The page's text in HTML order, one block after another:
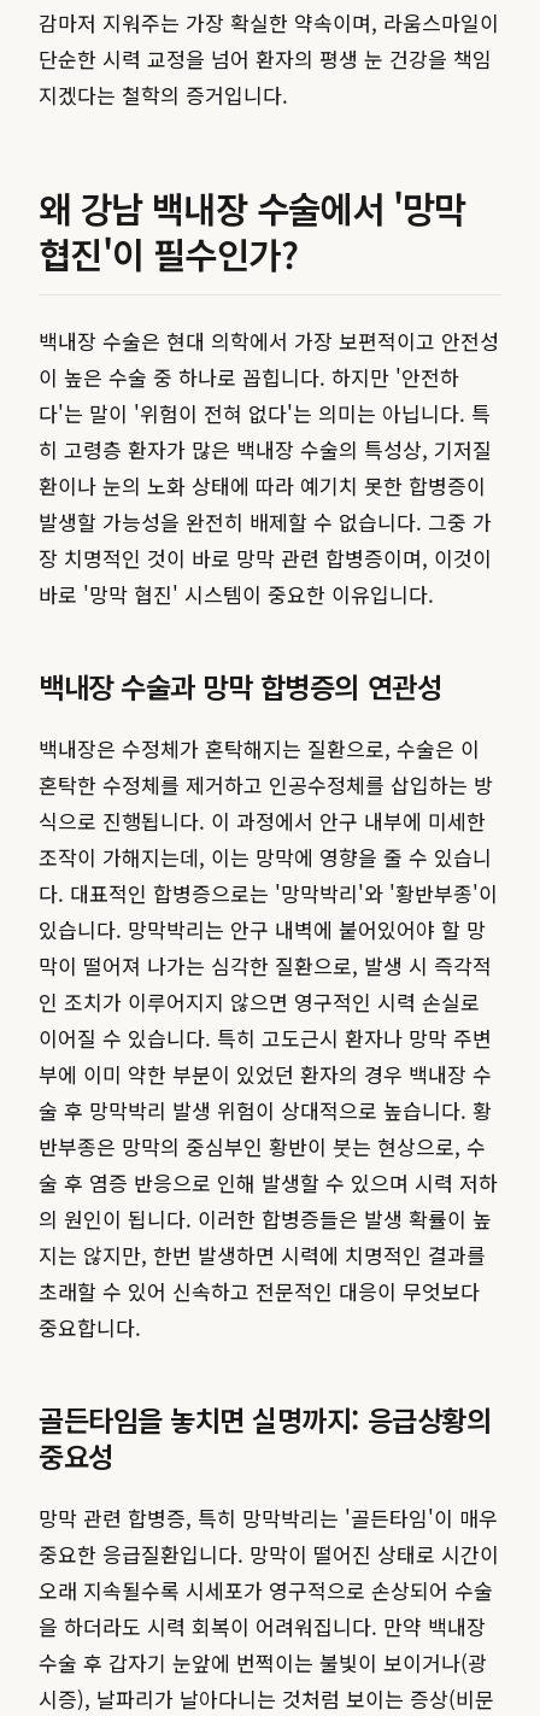
감마저 지워주는 가장 확실한 약속이며, 라움스마일이
단순한 시력 교정을 넘어 환자의 평생 눈 건강을 책임
지겠다는 철학의 증거입니다.
왜 강남 백내장 수술에서 '망막
협진'이 필수인가?
백내장 수술은 현대 의학에서 가장 보편적이고 안전성
이 높은 수술 중 하나로 꼽힙니다. 하지만 '안전하
다'는 말이 '위험이 전혀 없다'는 의미는 아닙니다. 특
히 고령층 환자가 많은 백내장 수술의 특성상, 기저질
환이나 눈의 노화 상태에 따라 예기치 못한 합병증이
발생할 가능성을 완전히 배제할 수 없습니다. 그중 가
장 치명적인 것이 바로 망막 관련 합병증이며, 이것이
바로 '망막 협진' 시스템이 중요한 이유입니다.
백내장 수술과 망막 합병증의 연관성
백내장은 수정체가 혼탁해지는 질환으로, 수술은 이
혼탁한 수정체를 제거하고 인공수정체를 삽입하는 방
식으로 진행됩니다. 이 과정에서 안구 내부에 미세한
조작이 가해지는데, 이는 망막에 영향을 줄 수 있습니
다. 대표적인 합병증으로는 '망막박리'와 '황반부종'이
있습니다. 망막박리는 안구 내벽에 붙어있어야 할 망
막이 떨어져 나가는 심각한 질환으로, 발생 시 즉각적
인 조치가 이루어지지 않으면 영구적인 시력 손실로
이어질 수 있습니다. 특히 고도근시 환자나 망막 주변
부에 이미 약한 부분이 있었던 환자의 경우 백내장 수
술 후 망막박리 발생 위험이 상대적으로 높습니다. 황
반부종은 망막의 중심부인 황반이 붓는 현상으로, 수
술 후 염증 반응으로 인해 발생할 수 있으며 시력 저하
의 원인이 됩니다. 이러한 합병증들은 발생 확률이 높
지는 않지만, 한번 발생하면 시력에 치명적인 결과를
초래할 수 있어 신속하고 전문적인 대응이 무엇보다
중요합니다.
골든타임을 놓치면 실명까지: 응급상황의
중요성
망막 관련 합병증, 특히 망막박리는 '골든타임'이 매우
중요한 응급질환입니다. 망막이 떨어진 상태로 시간이
오래 지속될수록 시세포가 영구적으로 손상되어 수술
을 하더라도 시력 회복이 어려워집니다. 만약 백내장
수술 후 갑자기 눈앞에 번쩍이는 불빛이 보이거나(광
시증), 날파리가 날아다니는 것처럼 보이는 증상(비문